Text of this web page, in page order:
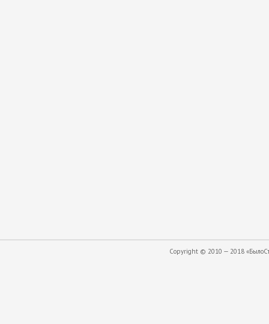
Copyright © 2010 — 2018